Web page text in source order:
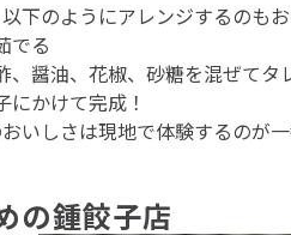
下のようにアレンジするのもお
でる
、醤油、花椒、砂糖を混ぜてタ
にかけて完成！
いしさは現地で体験するのが
の鍾餃子店